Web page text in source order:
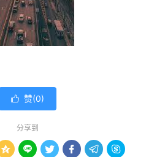
 赞(0)
分享到
     